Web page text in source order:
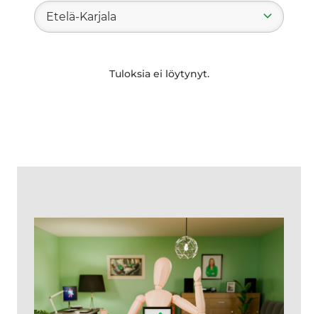
Etelä-Karjala
Tuloksia ei löytynyt.